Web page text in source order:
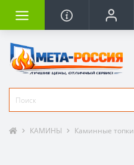
КАМИНЫ Каминные топки